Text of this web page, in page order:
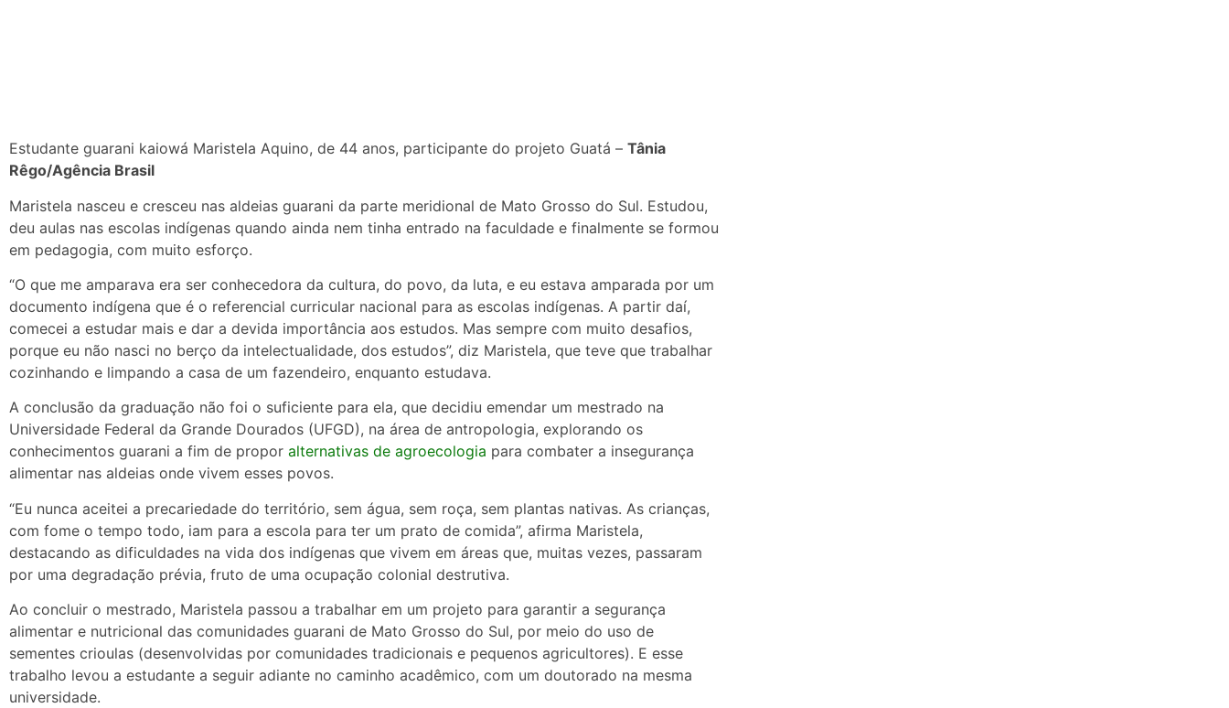
Estudante guarani kaiowá Maristela Aquino, de 44 anos, participante do projeto Guatá – Tânia
Rêgo/Agência Brasil
Maristela nasceu e cresceu nas aldeias guarani da parte meridional de Mato Grosso do Sul. Estudou,
deu aulas nas escolas indígenas quando ainda nem tinha entrado na faculdade e finalmente se formou
em pedagogia, com muito esforço.
“O que me amparava era ser conhecedora da cultura, do povo, da luta, e eu estava amparada por um
documento indígena que é o referencial curricular nacional para as escolas indígenas. A partir daí,
comecei a estudar mais e dar a devida importância aos estudos. Mas sempre com muito desafios,
porque eu não nasci no berço da intelectualidade, dos estudos”, diz Maristela, que teve que trabalhar
cozinhando e limpando a casa de um fazendeiro, enquanto estudava.
A conclusão da graduação não foi o suficiente para ela, que decidiu emendar um mestrado na
Universidade Federal da Grande Dourados (UFGD), na área de antropologia, explorando os
conhecimentos guarani a fim de propor alternativas de agroecologia para combater a insegurança
alimentar nas aldeias onde vivem esses povos.
“Eu nunca aceitei a precariedade do território, sem água, sem roça, sem plantas nativas. As crianças,
com fome o tempo todo, iam para a escola para ter um prato de comida”, afirma Maristela,
destacando as dificuldades na vida dos indígenas que vivem em áreas que, muitas vezes, passaram
por uma degradação prévia, fruto de uma ocupação colonial destrutiva.
Ao concluir o mestrado, Maristela passou a trabalhar em um projeto para garantir a segurança
alimentar e nutricional das comunidades guarani de Mato Grosso do Sul, por meio do uso de
sementes crioulas (desenvolvidas por comunidades tradicionais e pequenos agricultores). E esse
trabalho levou a estudante a seguir adiante no caminho acadêmico, com um doutorado na mesma
universidade.